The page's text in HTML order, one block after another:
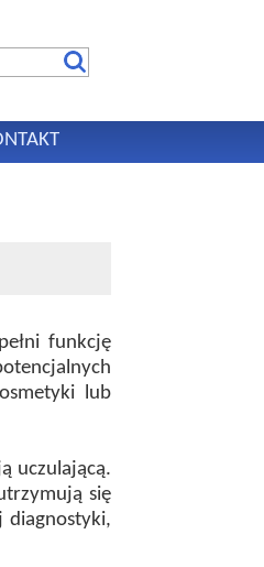
funkcję
lub
uczulającą.
się
diagnostyki,